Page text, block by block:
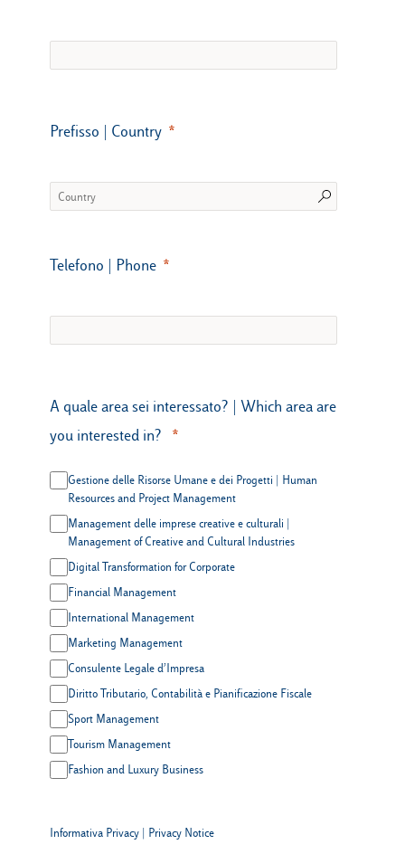
Prefisso | Country
Telefono | Phone
A quale area sei interessato? | Which area are
you interested in?
Gestione delle Risorse Umane e dei Progetti | Human
Resources and Project Management
Management delle imprese creative e culturali |
Management of Creative and Cultural Industries
Digital Transformation for Corporate
Financial Management
International Management
Marketing Management
Consulente Legale d’Impresa
Diritto Tributario, Contabilità e Pianificazione Fiscale
Sport Management
Tourism Management
Fashion and Luxury Business
Informativa Privacy | Privacy Notice